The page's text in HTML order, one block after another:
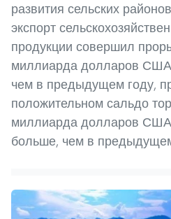
развития сельских
экспорт
продукции совершил
миллиарда долларов США,
чем в предыдущем году,
положительном сальдо
миллиарда долларов
больше, чем в